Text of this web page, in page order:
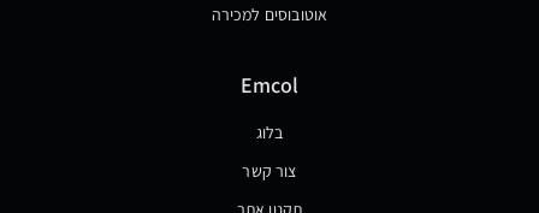
אוטובוסים למכירה
Emcol
בלוג
צור קשר